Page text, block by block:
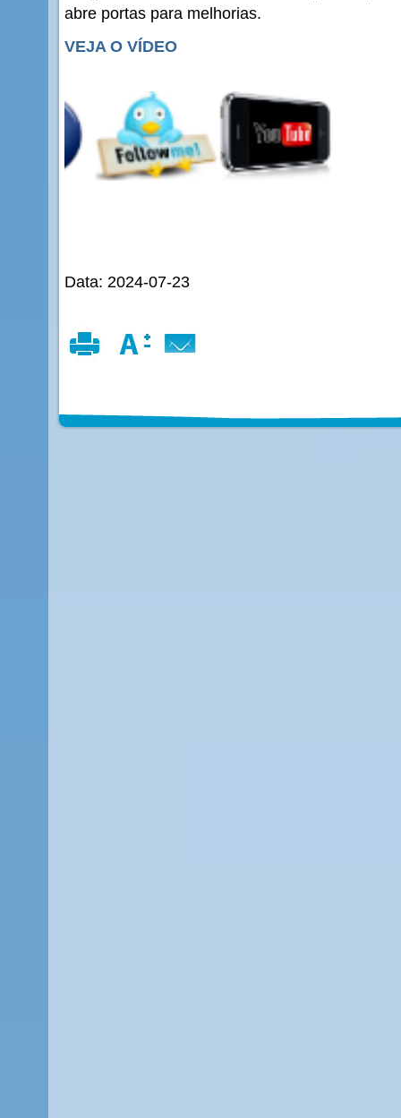
abre portas para melhorias.
VEJA O VÍDEO
Data: 2024-07-23